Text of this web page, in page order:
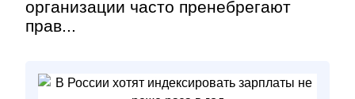
организации часто пренебрегают
прав...